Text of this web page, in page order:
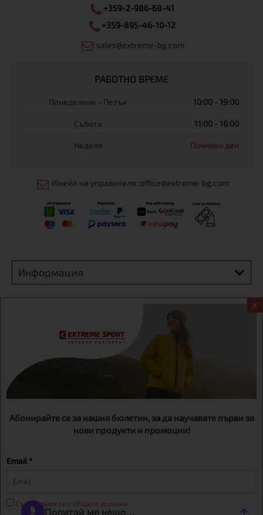
X
Абонирайте се за нашия бюлетин, за да научавате първи за
нови продукти и промоции!
Email *
Съгласявам се с Общите условия
+359-2-986-68-41
+359-895-46-10-12
sales@extreme-bg.com
РАБОТНО ВРЕМЕ
Понеделник - Петък 10:00 - 19:00
Събота 11:00 - 16:00
Неделя Почивен ден
Имейл на управителя: office@extreme-bg.com
Информация
гр. София, Овча купел, ул.692, №12, офис 1, магазини